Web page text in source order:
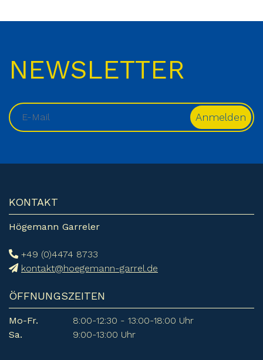
NEWSLETTER
KONTAKT
Högemann Garreler
+49 (0)4474 8733
kontakt@hoegemann-garrel.de
ÖFFNUNGSZEITEN
Mo-Fr.
8:00-12:30 - 13:00-18:00 Uhr
Sa.
9:00-13:00 Uhr